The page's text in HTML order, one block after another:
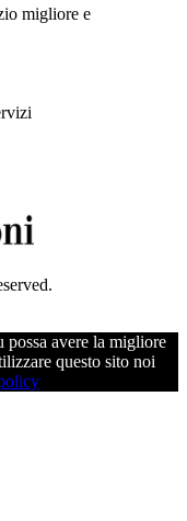
migliore e
possa avere la migliore
questo sito noi